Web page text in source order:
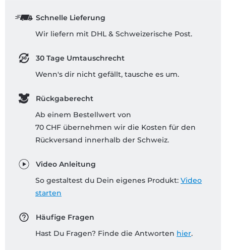
Schnelle Lieferung
Wir liefern mit DHL & Schweizerische Post.
30 Tage Umtauschrecht
Wenn's dir nicht gefällt, tausche es um.
Rückgaberecht
Ab einem Bestellwert von
70 CHF übernehmen wir die Kosten für den
Rückversand innerhalb der Schweiz.
Video Anleitung
So gestaltest du Dein eigenes Produkt: Video
starten
Häufige Fragen
Hast Du Fragen? Finde die Antworten hier.